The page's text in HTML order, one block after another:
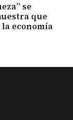
se
que
economía